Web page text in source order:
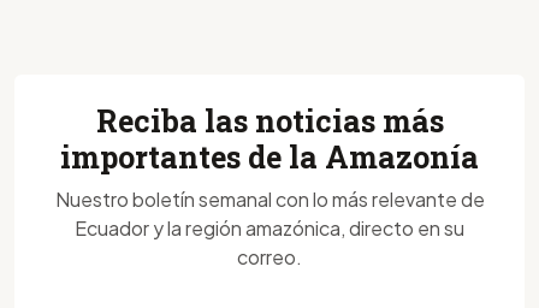
Reciba las noticias más
importantes de la Amazonía
Nuestro boletín semanal con lo más relevante de
Ecuador y la región amazónica, directo en su
correo.